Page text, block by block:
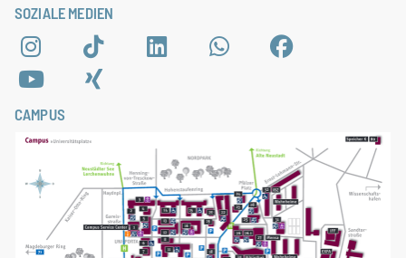
SOZIALE MEDIEN
CAMPUS